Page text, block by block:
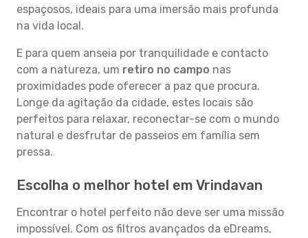
espaçosos, ideais para uma imersão mais profunda
na vida local.
E para quem anseia por tranquilidade e contacto
com a natureza, um retiro no campo nas
proximidades pode oferecer a paz que procura.
Longe da agitação da cidade, estes locais são
perfeitos para relaxar, reconectar-se com o mundo
natural e desfrutar de passeios em família sem
pressa.
Escolha o melhor hotel em Vrindavan
Encontrar o hotel perfeito não deve ser uma missão
impossível. Com os filtros avançados da eDreams,